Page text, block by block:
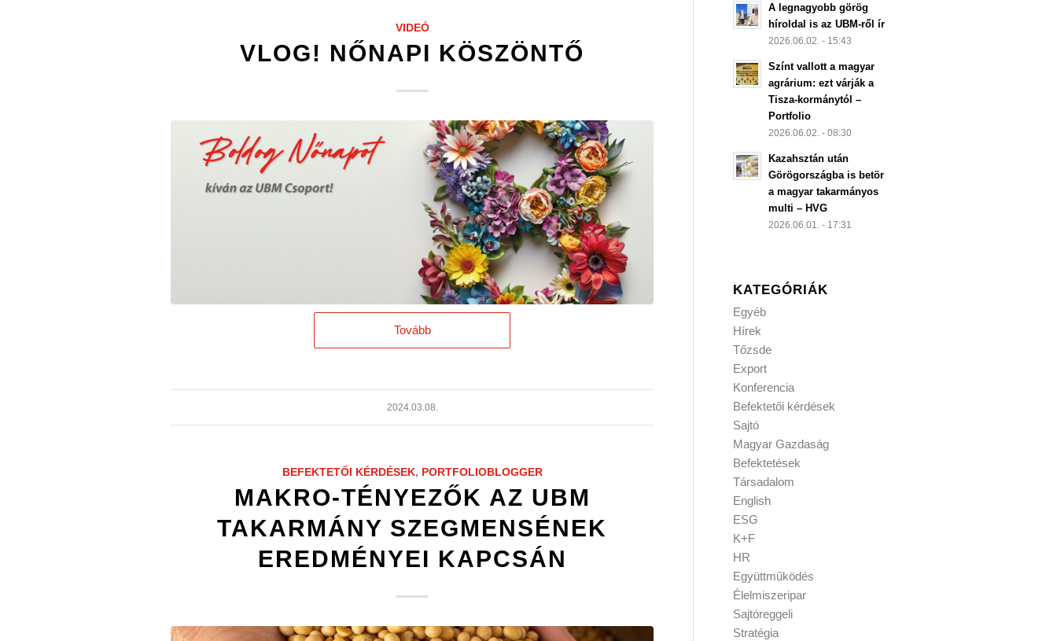
VIDEÓ
VLOG! NŐNAPI KÖSZÖNTŐ
Tovább
2024.03.08.
BEFEKTETŐI KÉRDÉSEK, PORTFOLIOBLOGGER
MAKRO-TÉNYEZŐK AZ UBM
TAKARMÁNY SZEGMENSÉNEK
EREDMÉNYEI KAPCSÁN
A legnagyobb görög
híroldal is az UBM-ről ír
2026.06.02. - 15:43
Színt vallott a magyar
agrárium: ezt várják a
Tisza-kormánytól –
Portfolio
2026.06.02. - 08:30
Kazahsztán után
Görögországba is betör
a magyar takarmányos
multi – HVG
2026.06.01. - 17:31
KATEGÓRIÁK
Egyéb
Hírek
Tőzsde
Export
Konferencia
Befektetői kérdések
Sajtó
Magyar Gazdaság
Befektetések
Társadalom
English
ESG
K+F
HR
Együttműködés
Élelmiszeripar
Sajtóreggeli
Stratégia